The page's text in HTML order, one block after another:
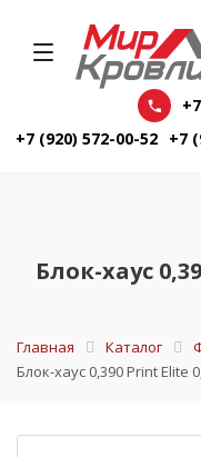
+7 (920) 572-00-52 +7
Блок-хаус
Главная Каталог
Блок-хаус 0,390 Print Elite